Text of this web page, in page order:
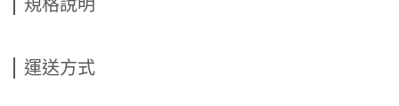
規格說明
運送方式